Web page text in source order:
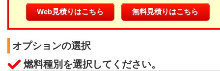
Web見積りはこちら 無料見積りはこちら
オプションの選択
燃料種別を選択してください。